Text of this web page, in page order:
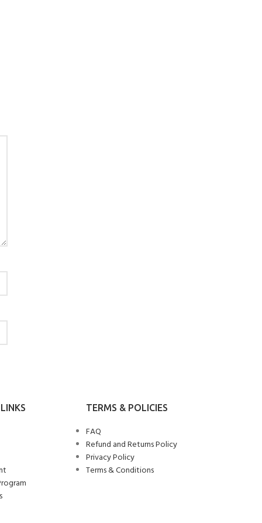
TERMS & POLICIES
FAQ
Refund and Returns Policy
Privacy Policy
Terms & Conditions